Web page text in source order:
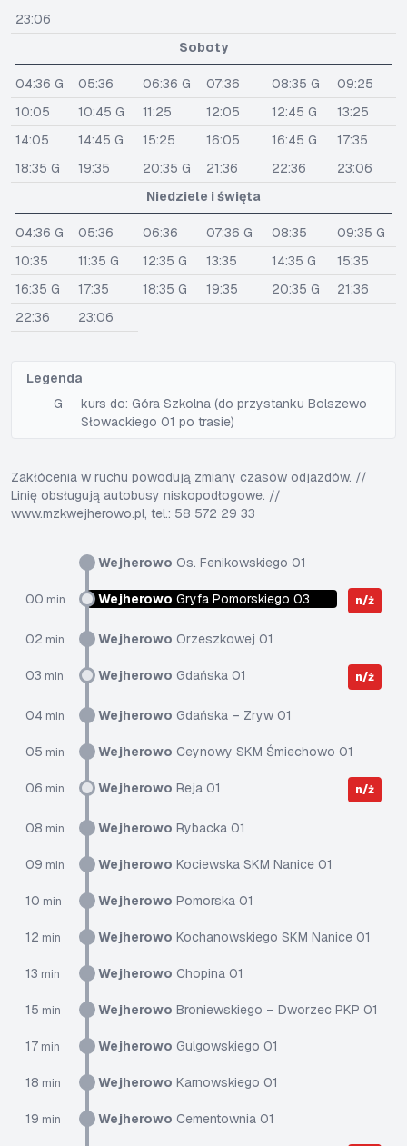
Wejherowo Os. Fenikowskiego 01
00 min Wejherowo Gryfa Pomorskiego 03 n/ż
02 min Wejherowo Orzeszkowej 01
03 min Wejherowo Gdańska 01 n/ż
04 min Wejherowo Gdańska – Zryw 01
05 min Wejherowo Ceynowy SKM Śmiechowo 01
06 min Wejherowo Reja 01 n/ż
08 min Wejherowo Rybacka 01
09 min Wejherowo Kociewska SKM Nanice 01
10 min Wejherowo Pomorska 01
12 min Wejherowo Kochanowskiego SKM Nanice 01
13 min Wejherowo Chopina 01
15 min Wejherowo Broniewskiego – Dworzec PKP 01
17 min Wejherowo Gulgowskiego 01
18 min Wejherowo Karnowskiego 01
19 min Wejherowo Cementownia 01
23:06
Soboty
04:36 G 05:36 06:36 G 07:36 08:35 G
09:25
10:05
10:45 G 11:25 12:05 12:45 G
13:25
14:05
14:45 G 15:25 16:05 16:45 G
17:35
18:35 G
19:35 20:35 G 21:36 22:36
23:06
Niedziele i święta
04:36 G 05:36 06:36 07:36 G 08:35
09:35 G
10:35
11:35 G 12:35 G 13:35 14:35 G
15:35
16:35 G
17:35 18:35 G 19:35 20:35 G
21:36
22:36
23:06
Legenda
G
kurs do: Góra Szkolna (do przystanku Bolszewo
Słowackiego 01 po trasie)
Zakłócenia w ruchu powodują zmiany czasów odjazdów. //
Linię obsługują autobusy niskopodłogowe. //
www.mzkwejherowo.pl, tel.: 58 572 29 33